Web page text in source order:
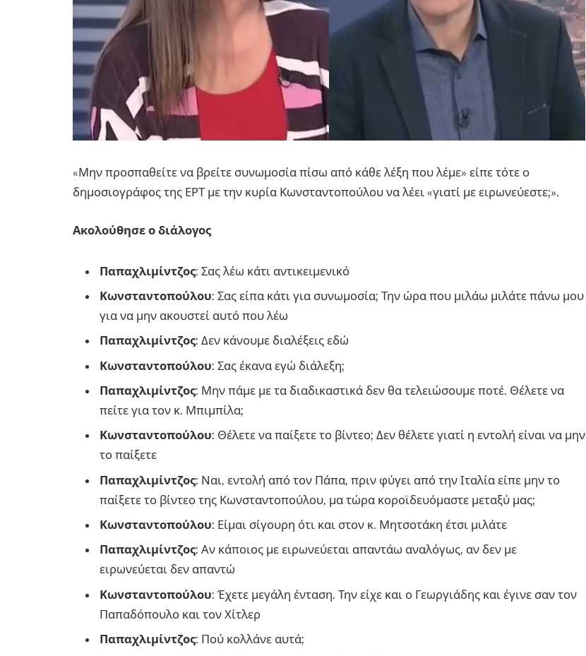
«Μην προσπαθείτε να βρείτε συνωμοσία πίσω από κάθε λέξη που λέμε» είπε τότε ο
δημοσιογράφος της ΕΡΤ με την κυρία Κωνσταντοπούλου να λέει «γιατί με ειρωνεύεστε;».
Ακολούθησε ο διάλογος
Παπαχλιμίντζος: Σας λέω κάτι αντικειμενικό
Κωνσταντοπούλου: Σας είπα κάτι για συνωμοσία; Την ώρα που μιλάω μιλάτε πάνω μου
για να μην ακουστεί αυτό που λέω
Παπαχλιμίντζος: Δεν κάνουμε διαλέξεις εδώ
Κωνσταντοπούλου: Σας έκανα εγώ διάλεξη;
Παπαχλιμίντζος: Μην πάμε με τα διαδικαστικά δεν θα τελειώσουμε ποτέ. Θέλετε να
πείτε για τον κ. Μπιμπίλα;
Κωνσταντοπούλου: Θέλετε να παίξετε το βίντεο; Δεν θέλετε γιατί η εντολή είναι να μην
το παίξετε
Παπαχλιμίντζος: Ναι, εντολή από τον Πάπα, πριν φύγει από την Ιταλία είπε μην το
παίξετε το βίντεο της Κωνσταντοπούλου, μα τώρα κοροϊδευόμαστε μεταξύ μας;
Κωνσταντοπούλου: Είμαι σίγουρη ότι και στον κ. Μητσοτάκη έτσι μιλάτε
Παπαχλιμίντζος: Αν κάποιος με ειρωνεύεται απαντάω αναλόγως, αν δεν με
ειρωνεύεται δεν απαντώ
Κωνσταντοπούλου: Έχετε μεγάλη ένταση. Την είχε και ο Γεωργιάδης και έγινε σαν τον
Παπαδόπουλο και τον Χίτλερ
Παπαχλιμίντζος: Πού κολλάνε αυτά;